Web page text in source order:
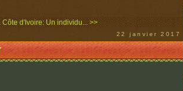
Côte d'Ivoire: Un individu... >>
22 janvier 2017